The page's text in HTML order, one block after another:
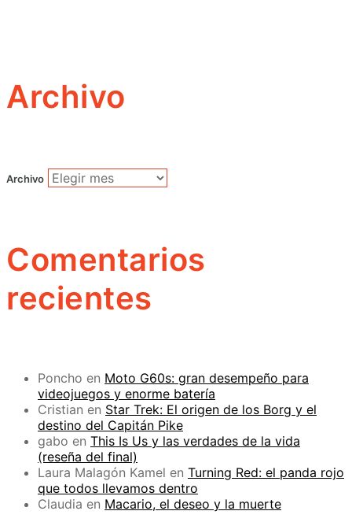
Archivo
Archivo
Comentarios
recientes
Poncho en Moto G60s: gran desempeño para
videojuegos y enorme batería
Cristian en Star Trek: El origen de los Borg y el
destino del Capitán Pike
gabo en This Is Us y las verdades de la vida
(reseña del final)
Laura Malagón Kamel en Turning Red: el panda rojo
que todos llevamos dentro
Claudia en Macario, el deseo y la muerte